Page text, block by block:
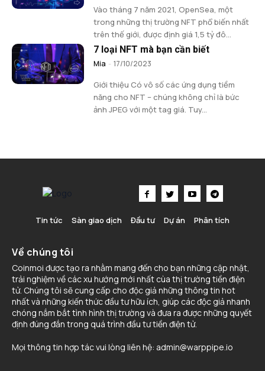
Vào tháng 7 năm 2021, OpenSea, một
trong những thị trường NFT phổ biến nhất
trên thế giới, được định giá 1,5 tỷ đô...
7 loại NFT mà bạn cần biết
Mia - 17/10/2023
Giới thiệu Có vô số các ứng dụng tiềm
năng cho NFT – chúng không chỉ là bức
ảnh JPEG với một tag giá. Tuy...
Tin tức Sàn giao dịch Đầu tư Dự án Phân tích
Về chúng tôi
Coinmoi được tạo ra nhằm mang đến cho bạn những cập nhật,
trải nghiệm về các xu hướng mới nhất cùa thị trường tiền điện
tử. Chúng tôi sẽ cung cấp cho độc giả những thông tin hot
nhất và những kiến thức đầu tư hữu ích, giúp các độc giả nhanh
chóng nắm bắt tình hình thị trường và đưa ra được những quyết
định đúng đắn trong quá trình đầu tư tiền điện tử.
Mọi thông tin hợp tác vui lòng liên hệ: admin@warppipe.io